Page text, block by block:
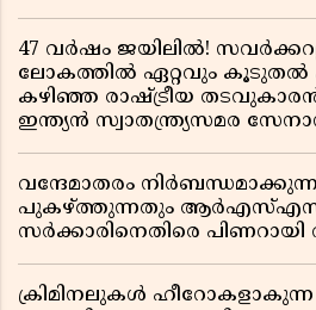
47 വർഷം ജയിലിൽ!
ലോകത്തിൽ ഏറ്റവും കൂടുതൽ
കഴിഞ്ഞ രാഷ്ട്രീയ
ഇന്ത്യൻ സ്വാതന്ത്ര്യസമര
വന്ദേമാതരം
പുകഴ്ത്തുന്നതും
സർക്കാരിനെതിരെ
ക്രിമിനലുകൾ